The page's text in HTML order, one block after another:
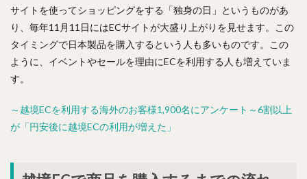
サイトを使ってショッピングをする「独身の日」というものがあ
り、毎年11月11日にはECサイトが大盛り上がりを見せます。この
タイミングで日本製品を購入するという人も多いものです。この
ように、イベントやセールを理由にECを利用する人も増えていま
す。
～越境ECを利用する海外のお客様1,900名にアンケート～6割以上
が「円安後に越境ECの利用が増えた」